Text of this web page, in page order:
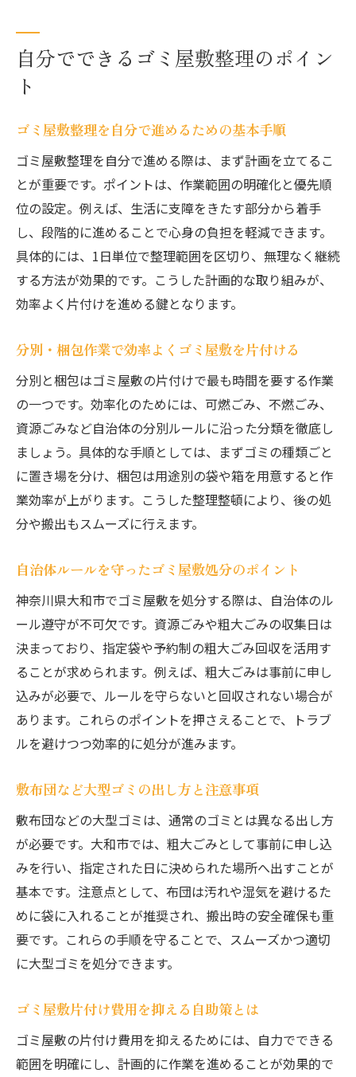
自分でできるゴミ屋敷整理のポイン
ト
ゴミ屋敷整理を自分で進めるための基本手順
ゴミ屋敷整理を自分で進める際は、まず計画を立てるこ
とが重要です。ポイントは、作業範囲の明確化と優先順
位の設定。例えば、生活に支障をきたす部分から着手
し、段階的に進めることで心身の負担を軽減できます。
具体的には、1日単位で整理範囲を区切り、無理なく継続
する方法が効果的です。こうした計画的な取り組みが、
効率よく片付けを進める鍵となります。
分別・梱包作業で効率よくゴミ屋敷を片付ける
分別と梱包はゴミ屋敷の片付けで最も時間を要する作業
の一つです。効率化のためには、可燃ごみ、不燃ごみ、
資源ごみなど自治体の分別ルールに沿った分類を徹底し
ましょう。具体的な手順としては、まずゴミの種類ごと
に置き場を分け、梱包は用途別の袋や箱を用意すると作
業効率が上がります。こうした整理整頓により、後の処
分や搬出もスムーズに行えます。
自治体ルールを守ったゴミ屋敷処分のポイント
神奈川県大和市でゴミ屋敷を処分する際は、自治体のル
ール遵守が不可欠です。資源ごみや粗大ごみの収集日は
決まっており、指定袋や予約制の粗大ごみ回収を活用す
ることが求められます。例えば、粗大ごみは事前に申し
込みが必要で、ルールを守らないと回収されない場合が
あります。これらのポイントを押さえることで、トラブ
ルを避けつつ効率的に処分が進みます。
敷布団など大型ゴミの出し方と注意事項
敷布団などの大型ゴミは、通常のゴミとは異なる出し方
が必要です。大和市では、粗大ごみとして事前に申し込
みを行い、指定された日に決められた場所へ出すことが
基本です。注意点として、布団は汚れや湿気を避けるた
めに袋に入れることが推奨され、搬出時の安全確保も重
要です。これらの手順を守ることで、スムーズかつ適切
に大型ゴミを処分できます。
ゴミ屋敷片付け費用を抑える自助策とは
ゴミ屋敷の片付け費用を抑えるためには、自力でできる
範囲を明確にし、計画的に作業を進めることが効果的で